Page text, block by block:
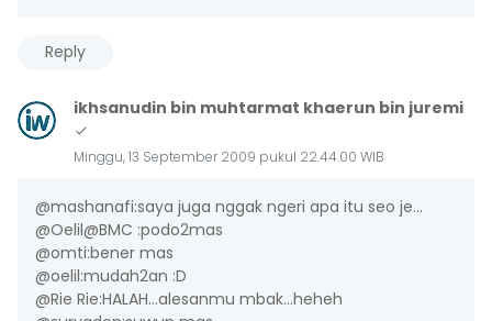
Reply
ikhsanudin bin muhtarmat khaerun bin juremi
Minggu, 13 September 2009 pukul 22.44.00 WIB
@mashanafi:saya juga nggak ngeri apa itu seo je...
@Oelil@BMC :podo2mas
@omti:bener mas
@oelil:mudah2an :D
@Rie Rie:HALAH...alesanmu mbak...heheh